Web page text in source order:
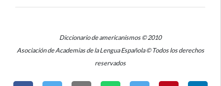
Diccionario de americanismos © 2010
Asociación de Academias de la Lengua Española © Todos los derechos
reservados